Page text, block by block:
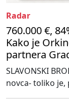
Radar
760.000 €,
Kako je
partnera
SLAVONSKI
novca- toliko je,